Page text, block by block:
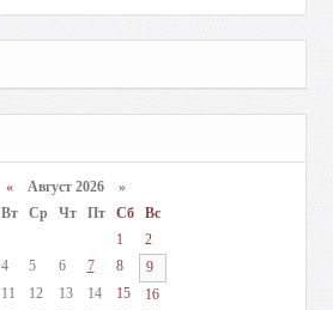
«Август 2026 »
Вт Ср Чт Пт Сб
Вс
1
2
4 5 6 7 8
9
11 12 13 14 15
16